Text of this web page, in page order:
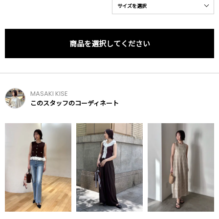
商品を選択してください
MASAKI KISE
このスタッフのコーディネート